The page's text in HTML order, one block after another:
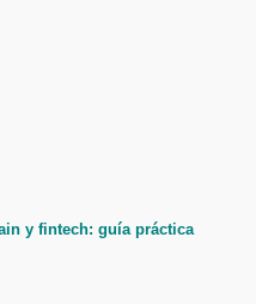
y fintech: guía práctica